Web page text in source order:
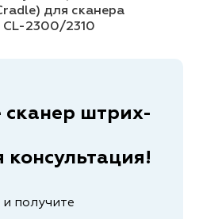
для сканера
CL-2300/2310
сканер штрих-
консультация!
получите